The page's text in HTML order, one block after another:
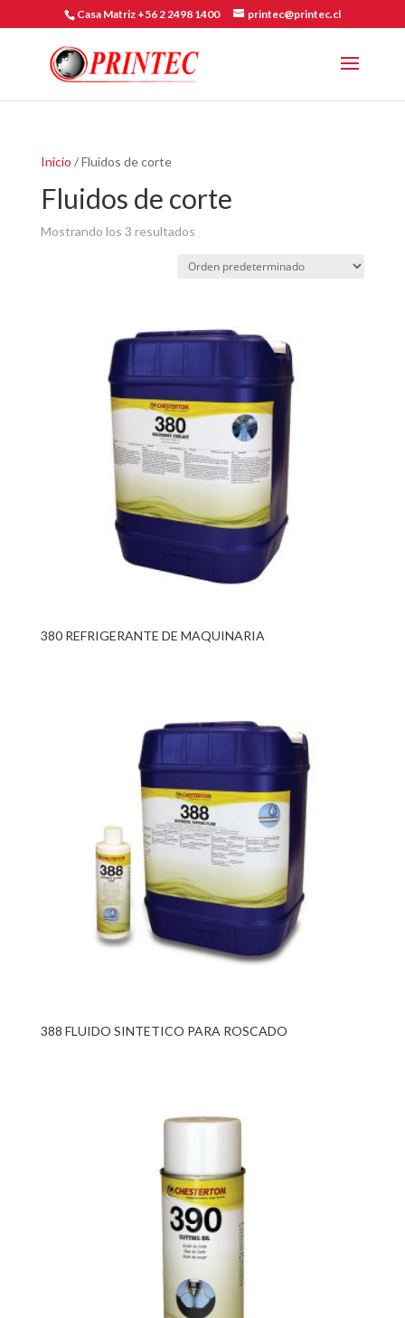
Casa Matriz +56 2 2498 1400 printec@printec.cl
Inicio / Fluidos de corte
Fluidos de corte
Mostrando los 3 resultados
380 REFRIGERANTE DE MAQUINARIA
388 FLUIDO SINTETICO PARA ROSCADO